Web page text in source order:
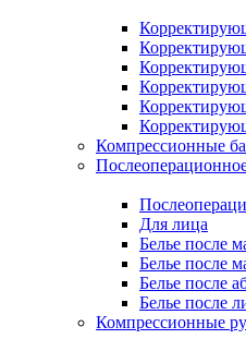
Компрессионные
Для лица
Белье после
Белье после
Белье после
Белье после
Компрессионные